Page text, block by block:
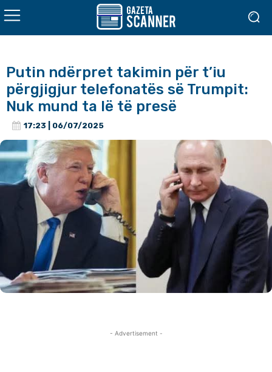
Putin ndërpret takimin për t’iu
përgjigjur telefonatës së Trumpit:
Nuk mund ta lë të presë
17:23 | 06/07/2025
- Advertisement -